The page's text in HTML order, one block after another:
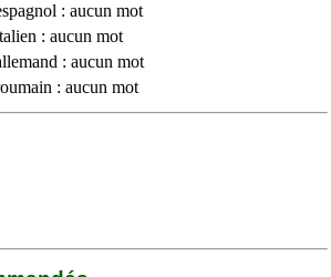
: aucun mot
: aucun mot
: aucun mot
: aucun mot